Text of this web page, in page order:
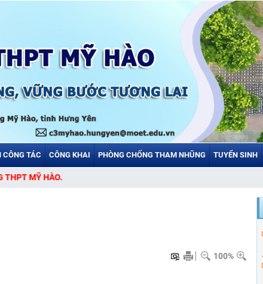
CÔNG TÁC CÔNG KHAI PHÒNG CHỐNG THAM NHŨNG TUYỂN SINH
100%